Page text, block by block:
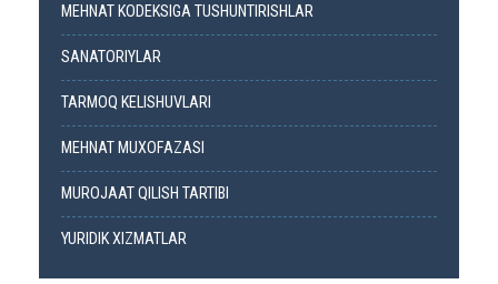
MEHNAT KODEKSIGA TUSHUNTIRISHLAR
SANATORIYLAR
TARMOQ KELISHUVLARI
MEHNAT MUXOFAZASI
MUROJAAT QILISH TARTIBI
YURIDIK XIZMATLAR